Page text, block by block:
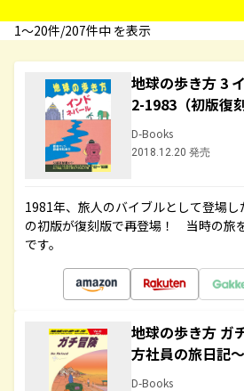
1〜20件/207件中 を表示
地球の歩き方 3
2-1983（初版復刻
D-Books
2018.12.20 発売
1981年、旅人のバイブルとして登場
の初版が復刻版で再登場！ 当時の旅
です。
地球の歩き方 ガ
方社員の旅日記～
D-Books